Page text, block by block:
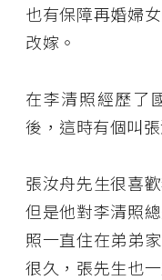
也有保障再婚婦
改嫁。
在李清照經歷了
後，這時有個叫
張汝舟先生很喜
但是他對李清照
照一直住在弟弟
很久，張先生也